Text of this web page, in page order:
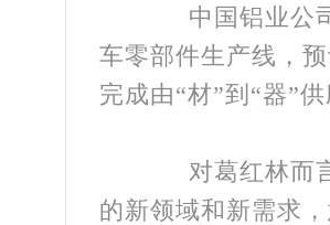
中国铝业公司
车零部件生产线，
完成由“材”到“器”
对葛红林而言
的新领域和新需求